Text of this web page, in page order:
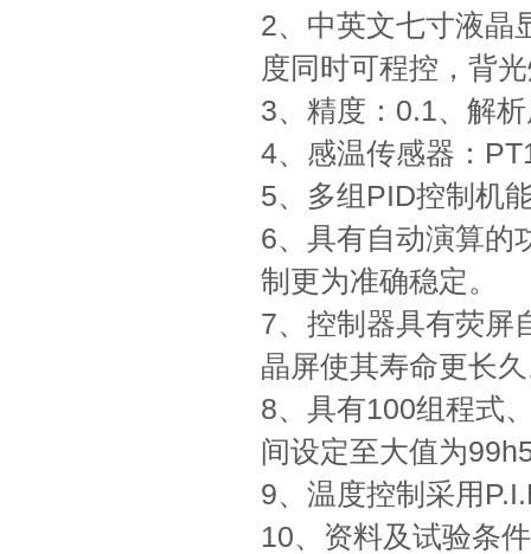
2、中英文七寸液晶
度同时可程控，背
3、精度：0.1、解
4、感温传感器：
5、多组PID控制机
6、具有自动演算的
制更为准确稳定。
7、控制器具有荧屏
晶屏使其寿命更长
8、具有100组程式
间设定至大值为
9、温度控制采用
10、资料及试验条